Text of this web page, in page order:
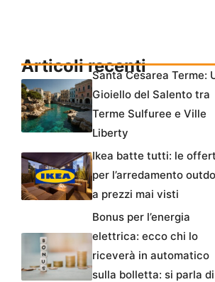
Articoli recentiSanta Cesarea Terme:
Gioiello del Salento tra
Terme Sulfuree e Ville
Liberty
Ikea batte tutti: le
per l’arredamento
a prezzi mai visti
Bonus per l’energia
elettrica: ecco chi lo
riceverà in automatico
sulla bolletta: si parla di